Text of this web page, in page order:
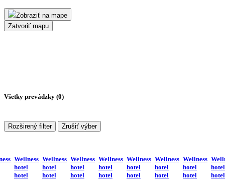
Zobraziť na mape
Zatvoriť mapu
Všetky prevádzky (0)
Rozširený filter Zrušiť výber
Wellness
hotel
hotel
Wellness
hotel
hotel
Wellness
hotel
hotel
Wellness
hotel
hotel
Wellness
hotel
hotel
Wellness
hotel
hotel
Wellness
hotel
hotel
hotel
hotel